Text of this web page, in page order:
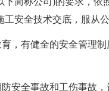
安全技术交底，服从
有健全的安全管理制
全事故和工伤事故，